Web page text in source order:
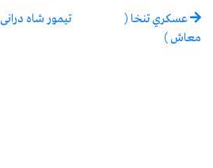
عسكري تنخا (
معاش )
تيمور شاه درانى